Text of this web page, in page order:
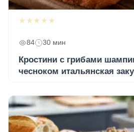
★★★★★
84 30 мин
Кростини с грибами
чесноком итальянская